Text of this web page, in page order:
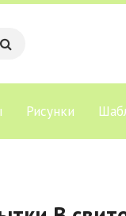
Рисунки